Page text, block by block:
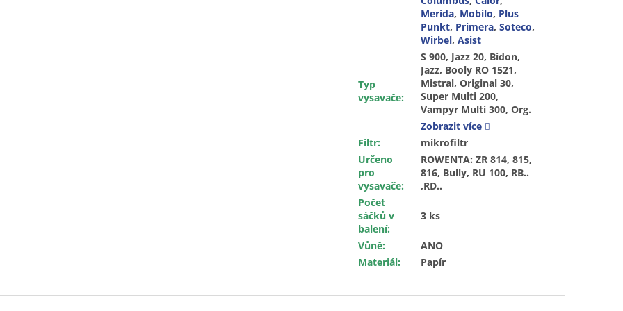
Merida, Mobilo, Plus
Punkt, Primera,Soteco,
Wirbel,Asist
Typ
vysavače:
S 900, Jazz 20, Bidon, Jazz, Booly RO 1521, Mistral, Original 30, Super Multi 200, Vampyr Multi 300, Org. Gr. 30, Aqua Clean AC 200, Aquadry, Bidone, 600, 610, 612, 615, 620, 7003, 7303, 7402 B, 7403, 7413, 7506, 770, 790, 8500, 8502, 8503, 9003, 905, 905.33, 905.34, Extra 300, Extra 302, Power Vac 1200, S 600, 610, 612, 620, 790, Super 30, Super 40, Synchro 30, Synchro 40, Synchro 905, Synchro S 600, 610, 612, 790, X 600, Hobbyvac, Jazz AS 20, BS 981 CB, BSS 982 CB, Amphibixx Serie, Aqua Clean, BBZ 21 A, BBZ 21 AF, BMZ 21A, Org. Typ X / W, Duo 4680, BS 1261, ST 12 staré č. 20511230, XWDA 150, Darel XWDA 150, XE 1200 PD, XE 1200 XW, XW 1200 PD, AS 1250, 1250 N, AS 1400, 1400 Inox, HPS 1300, 1300 Inox, INOX 1250, Aqua CZ 23100, Z 555, 0441 Atlantic, 2867 Atlantic, 3867 Atlantic, Atlantic x867, 441, 0404, 0405, Eta Rowenta, 2606805, 3009805, DS 34, Elegance, IC 215, IC 315, S 130, 130 plus, S 16 T, 17 NT, 18, S 25, S 26 NT, S 30 NT, S 35, S 40 NT, SE 28, 32, 33, Seau 15L, Seau 20L, Seau 30L, WS 30, 50, 80, Org. Gr. 2606806, Lavorwash GB18, GBX, Lavorwash GBX 32, GE18, Lavorwash Genio, Genio Inox, Lavorwash GN 18, 32, Lavorwash GNX 22, 32, Lavorwash Nilo, Lavorwash NTS 20, 30, NTS 3000, Top Craft NT 0506, 4198.3, Brico 220 P/X, 230 P/X, 250, Lavamatic TE/TI, Wizard, WDE 1000, Bidlone 1640, Bidlone 2046,
Zobrazit více
Filtr:
mikrofiltr
Určeno
pro
vysavače:
ROWENTA: ZR 814, 815,
816, Bully, RU 100, RB..
,RD..
Počet
sáčků v
balení:
3 ks
Vůně:
ANO
Materiál: Papír